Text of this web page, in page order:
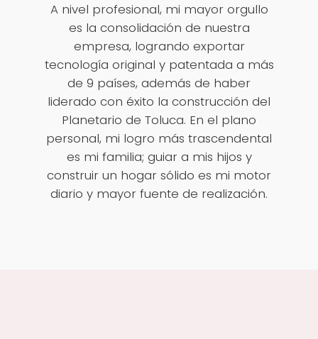
A nivel profesional, mi mayor orgullo
es la consolidación de nuestra
empresa, logrando exportar
tecnología original y patentada a más
de 9 países, además de haber
liderado con éxito la construcción del
Planetario de Toluca. En el plano
personal, mi logro más trascendental
es mi familia; guiar a mis hijos y
construir un hogar sólido es mi motor
diario y mayor fuente de realización.